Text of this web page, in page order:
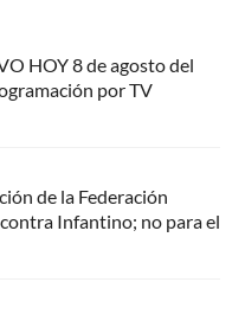
HOY 8 de agosto del
por TV
de la Federación
Infantino; no para el